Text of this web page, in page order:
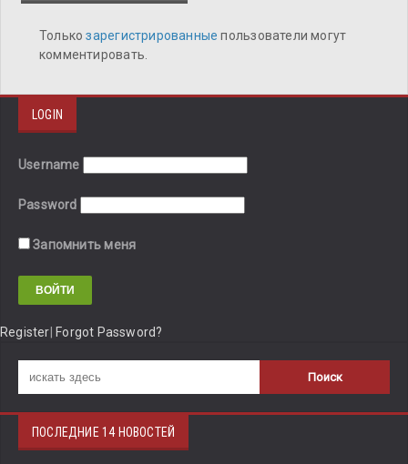
Толькозарегистрированныепользователи могут
комментировать.
LOGIN
Username
Password
Запомнить меня
Register Forgot Password?
ПОСЛЕДНИЕ 14 НОВОСТЕЙ